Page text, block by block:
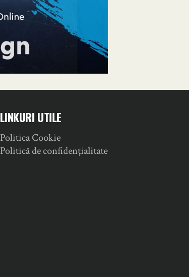
LINKURI UTILE
Politica Cookie
Politică de confidențialitate